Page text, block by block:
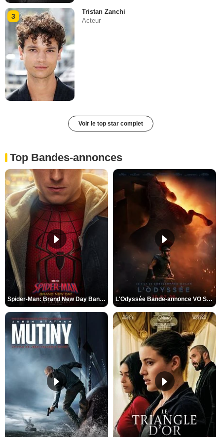
3
Tristan Zanchi
Acteur
Voir le top star complet
Top Bandes-annonces
Spider-Man: Brand New Day Bande-annonce VO STFR L'Odyssée Bande-annonce VO STFR